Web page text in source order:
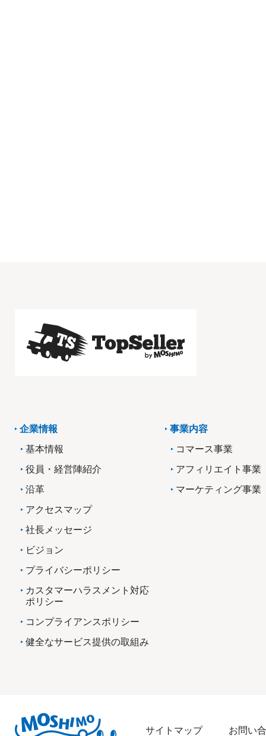
企業情報
基本情報
役員・経営陣紹介
沿革
アクセスマップ
社長メッセージ
ビジョン
プライバシーポリシー
カスタマーハラスメント対応
ポリシー
コンプライアンスポリシー
健全なサービス提供の取組み
事業内容
コマース事業
アフィリエイト事業
マーケティング事業
サイトマップ お問い